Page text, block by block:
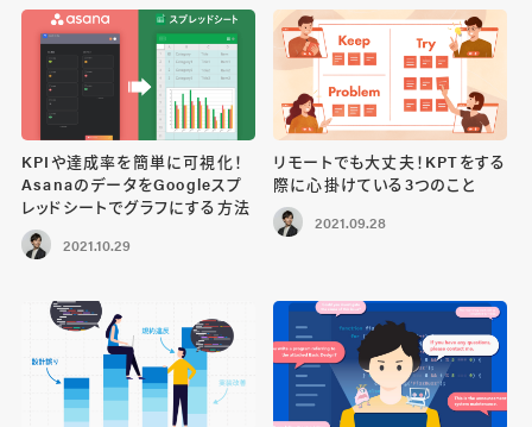
KPIや達成率を簡単に可視化！
AsanaのデータをGoogleスプ
レッドシートでグラフにする方法
2021.10.29
リモートでも大丈夫！KPTをする
際に心掛けている3つのこと
2021.09.28